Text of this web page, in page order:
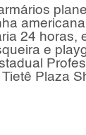
24 horas,
e
Plaza